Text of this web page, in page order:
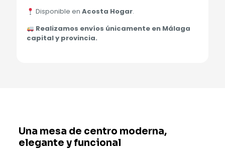
Disponible en Acosta Hogar.
Realizamos envíos únicamente en Málaga
capital y provincia.
Una mesa de centro moderna,
elegante y funcional